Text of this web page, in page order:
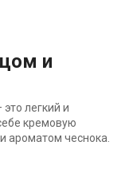
и
легкий и
кремовую
ароматом чеснока.